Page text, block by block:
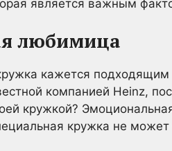
является важным
любимица
кажется
компанией Heinz,
кружкой?
кружка не